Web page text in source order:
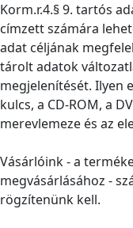
Korm.r.4.§ 9. tartós
címzett számára
adat céljának
tárolt adatok
megjelenítését. Ilyen
kulcs, a CD-ROM, a
merevlemeze és az
Vásárlóink - a
megvásárlásához -
rögzítenünk kell.